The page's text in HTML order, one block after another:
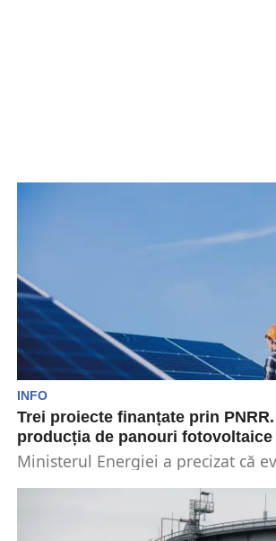
INFO
Trei proiecte finanțate prin
producția de panouri fotovoltaice
Ministerul Energiei a precizat că
Național de Redresare...